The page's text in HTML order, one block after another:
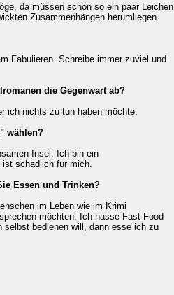
da müssen schon so ein paar Leichen
Zusammenhängen herumliegen.
Fabulieren. Schreibe immer zuviel und
die Gegenwart ab?
ich nichts zu tun haben möchte.
wählen?
Insel. Ich bin ein
schädlich für mich.
Essen und Trinken?
im Leben wie im Krimi
möchten. Ich hasse Fast-Food
selbst bedienen will, dann esse ich zu